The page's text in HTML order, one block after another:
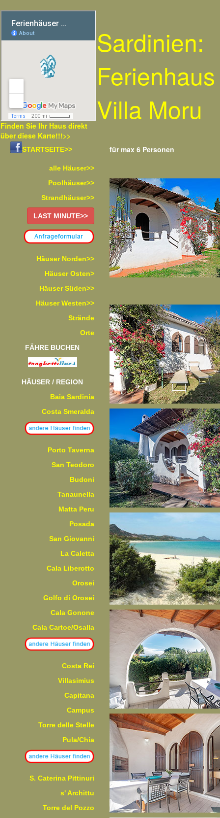
Finden Sie Ihr Haus direkt
über diese Karte!!!>>
Sardinien:
Villa Moru
STARTSEITE>>
alle Häuser>>
Poolhäuser>>
Strandhäuser>>
LAST MINUTE>>
Häuser Norden>>
Häuser Osten>
Häuser Süden>>
Häuser Westen>>
Strände
Orte
FÄHRE BUCHEN
HÄUSER / REGION
Baia Sardinia
Costa Smeralda
Porto Taverna
San Teodoro
Budoni
Tanaunella
Matta Peru
Posada
San Giovanni
La Caletta
Cala Liberotto
Orosei
Golfo di Orosei
Cala Gonone
Cala Cartoe/Osalla
Costa Rei
Villasimius
Capitana
Campus
Torre delle Stelle
Pula/Chia
S. Caterina Pittinuri
s' Archittu
Torre del Pozzo
für max 6 Personen